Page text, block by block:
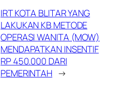
IRT KOTA BLITAR YANG
LAKUKAN KB METODE
OPERASI WANITA (MOW)
MENDAPATKAN INSENTIF
RP 450.000 DARI
PEMERINTAH →